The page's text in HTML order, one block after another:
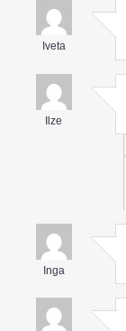
Iveta
Ilze
Inga